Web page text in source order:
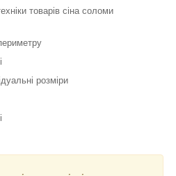
товарів сіна соломи
розміри